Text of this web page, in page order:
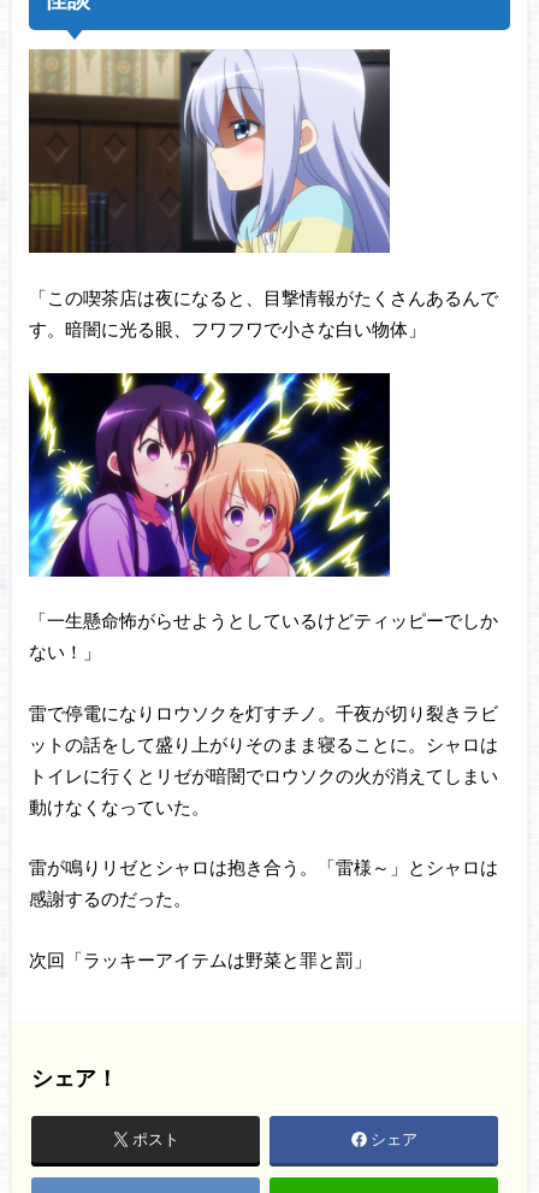
「この喫茶店は夜になると、目撃情報がたくさんあるんで
す。暗闇に光る眼、フワフワで小さな白い物体」
「一生懸命怖がらせようとしているけどティッピーでしか
ない！」
雷で停電になりロウソクを灯すチノ。千夜が切り裂きラビ
ットの話をして盛り上がりそのまま寝ることに。シャロは
トイレに行くとリゼが暗闇でロウソクの火が消えてしまい
動けなくなっていた。
雷が鳴りリゼとシャロは抱き合う。「雷様～」とシャロは
感謝するのだった。
次回「ラッキーアイテムは野菜と罪と罰」
シェア！
ポスト シェア